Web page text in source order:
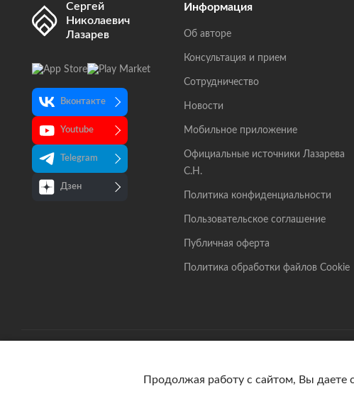
Сергей
Николаевич
Лазарев
Вконтакте
Youtube
Telegram
Дзен
Информация
Об авторе
Консультация и прием
Сотрудничество
Новости
Мобильное приложение
Официальные источники Лазарева
С.Н.
Политика конфиденциальности
Пользовательское соглашение
Публичная оферта
Политика обработки файлов Cookie
Продолжая работу с сайтом, Вы даете